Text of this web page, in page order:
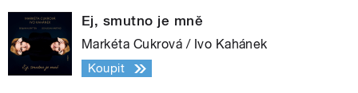
Ej, smutno je mně
Markéta Cukrová / Ivo Kahánek
Koupit